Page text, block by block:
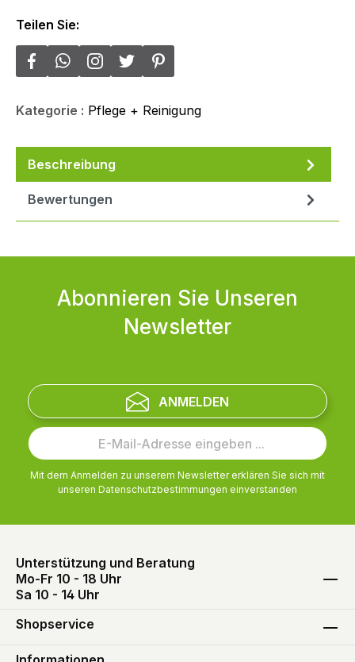
Teilen Sie:
Kategorie : Pflege + Reinigung
Beschreibung
Bewertungen
Abonnieren Sie Unseren
Newsletter
ANMELDEN
Mit dem Anmelden zu unserem Newsletter erklären Sie sich mit
unseren Datenschutzbestimmungen einverstanden
Unterstützung und Beratung
Mo-Fr 10 - 18 Uhr
Sa 10 - 14 Uhr
Shopservice